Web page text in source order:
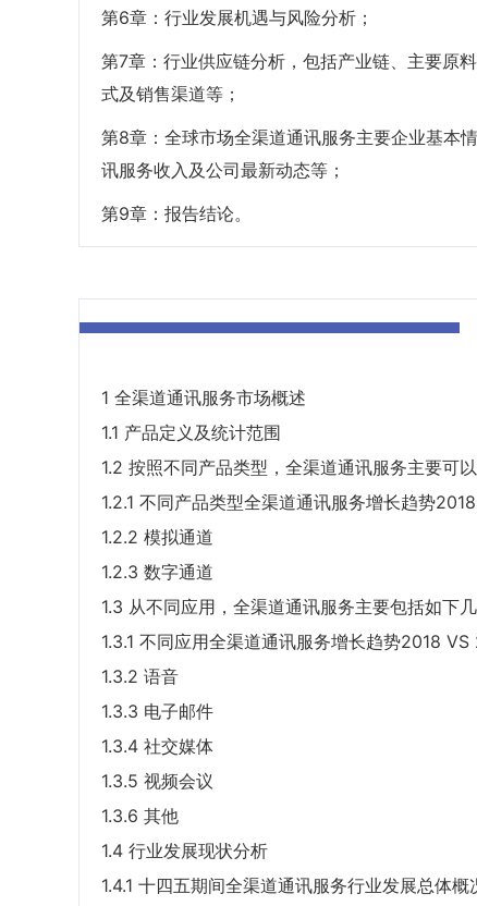
第6章：行业发展机遇与风险分析；
第7章：行业供应链分析，包括产业链、主要原
式及销售渠道等；
第8章：全球市场全渠道通讯服务主要企业基本
讯服务收入及公司最新动态等；
第9章：报告结论。
1 全渠道通讯服务市场概述
1.1 产品定义及统计范围
1.2 按照不同产品类型，全渠道通讯服务主要可
1.2.1 不同产品类型全渠道通讯服务增长趋势
1.2.2 模拟通道
1.2.3 数字通道
1.3 从不同应用，全渠道通讯服务主要包括如下
1.3.1 不同应用全渠道通讯服务增长趋势2018
1.3.2 语音
1.3.3 电子邮件
1.3.4 社交媒体
1.3.5 视频会议
1.3.6 其他
1.4 行业发展现状分析
1.4.1 十四五期间全渠道通讯服务行业发展总体概